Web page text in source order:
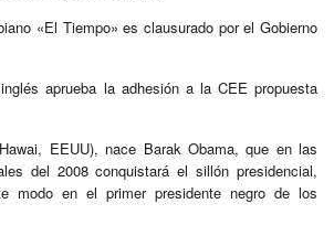
«El Tiempo» es clausurado por el Gobierno
aprueba la adhesión a la CEE propuesta
EEUU), nace Barak Obama, que en las
del 2008 conquistará el sillón presidencial,
modo en el primer presidente negro de los